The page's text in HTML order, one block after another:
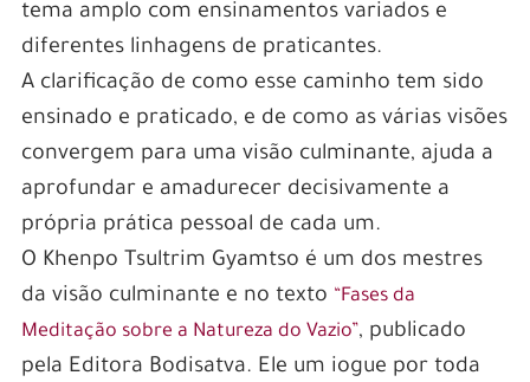
tema amplo com ensinamentos variados e
diferentes linhagens de praticantes.
A clarificação de como esse caminho tem sido
ensinado e praticado, e de como as várias visões
convergem para uma visão culminante, ajuda a
aprofundar e amadurecer decisivamente a
própria prática pessoal de cada um.
O Khenpo Tsultrim Gyamtso é um dos mestres
da visão culminante e no texto “Fases da
Meditação sobre a Natureza do Vazio”, publicado
pela Editora Bodisatva. Ele um iogue por toda